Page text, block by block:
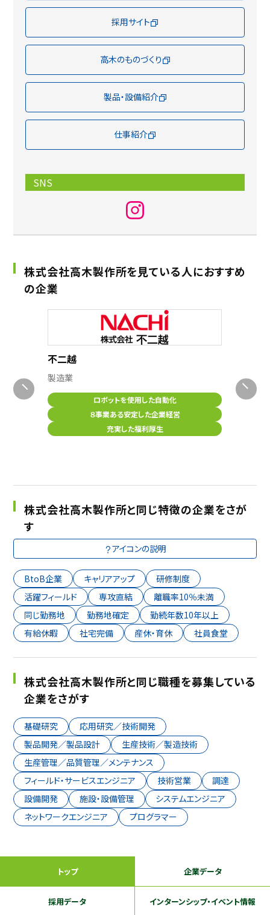
採用サイト
高木のものづくり
製品・設備紹介
仕事紹介
SNS
株式会社高木製作所を見ている人におすすめ
の企業
不二越
製造業
ロボットを使用した自動化
８事業ある安定した企業経営
充実した福利厚生
総合電機
の他
株式会社高木製作所と同じ特徴の企業をさが
す
アイコンの説明
BtoB企業 キャリアアップ
研修制度
活躍フィールド
専攻直結
離職率10％未満
同じ勤務地
勤務地確定
勤続年数10年以上
有給休暇
社宅完備 産休・育休 社員食堂
株式会社高木製作所と同じ職種を募集している
企業をさがす
基礎研究
応用研究／技術開発
製品開発／製品設計
生産技術／製造技術
生産管理／品質管理／メンテナンス
フィールド・サービスエンジニア
技術営業
調達
設備開発
施設・設備管理
システムエンジニア
ネットワークエンジニア
プログラマー
トップ 企業データ
採用データ インターンシップ・イベント情報